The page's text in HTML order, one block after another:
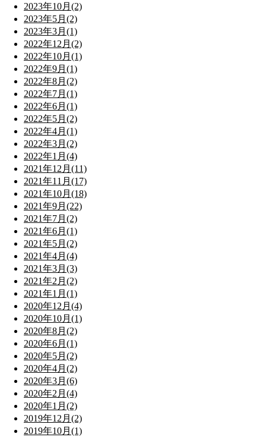
2023年10月(2)
2023年5月(2)
2023年3月(1)
2022年12月(2)
2022年10月(1)
2022年9月(1)
2022年8月(2)
2022年7月(1)
2022年6月(1)
2022年5月(2)
2022年4月(1)
2022年3月(2)
2022年1月(4)
2021年12月(11)
2021年11月(17)
2021年10月(18)
2021年9月(22)
2021年7月(2)
2021年6月(1)
2021年5月(2)
2021年4月(4)
2021年3月(3)
2021年2月(2)
2021年1月(1)
2020年12月(4)
2020年10月(1)
2020年8月(2)
2020年6月(1)
2020年5月(2)
2020年4月(2)
2020年3月(6)
2020年2月(4)
2020年1月(2)
2019年12月(2)
2019年10月(1)